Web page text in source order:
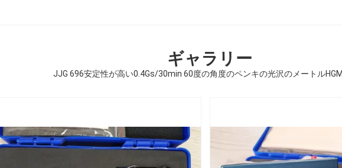
ギャラリー
JJG 696安定性が高い0.4Gs/30min 60度の角度のペンキの光沢のメートル